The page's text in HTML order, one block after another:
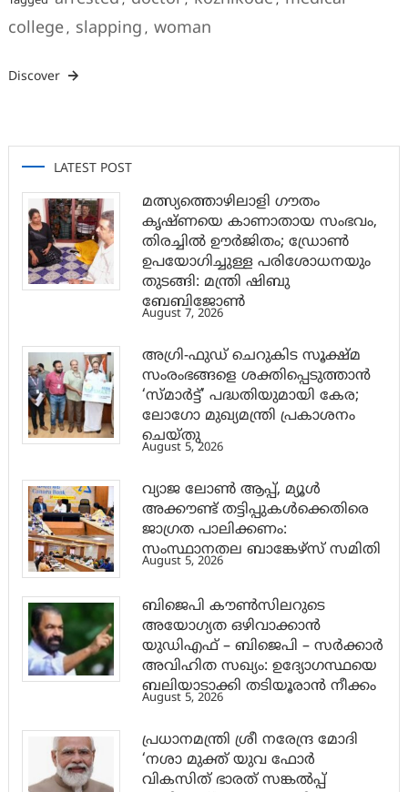
college, slapping , woman
Discover
LATEST POST
മത്സ്യത്തൊഴിലാളി ഗൗതം
കൃഷ്ണയെ കാണാതായ സംഭവം,
തിരച്ചിൽ ഊർജിതം; ഡ്രോണ്‍
ഉപയോഗിച്ചുള്ള പരിശോധനയും
തുടങ്ങി: മന്ത്രി ഷിബു
ബേബിജോണ്‍
August 7, 2026
അഗ്രി-ഫുഡ് ചെറുകിട സൂക്ഷ്മ
സംരംഭങ്ങളെ ശക്തിപ്പെടുത്താന്‍
‘സ്മാര്‍ട്ട്’ പദ്ധതിയുമായി കേര;
ലോഗോ മുഖ്യമന്ത്രി പ്രകാശനം
ചെയ്തു
August 5, 2026
വ്യാജ ലോൺ ആപ്പ്, മ്യൂൾ
അക്കൗണ്ട് തട്ടിപ്പുകൾക്കെതിരെ
ജാ​ഗ്രത പാലിക്കണം:
സംസ്ഥാനതല ബാങ്കേഴ്സ് സമിതി
August 5, 2026
ബിജെപി കൗൺസിലറുടെ
അയോഗ്യത ഒഴിവാക്കാൻ
യുഡിഎഫ് – ബിജെപി – സർക്കാർ
അവിഹിത സഖ്യം: ഉദ്യോഗസ്ഥയെ
ബലിയാടാക്കി തടിയൂരാൻ നീക്കം
August 5, 2026
പ്രധാനമന്ത്രി ശ്രീ നരേന്ദ്ര മോദി
‘നശാ മുക്ത് യുവ ഫോർ
വികസിത് ഭാരത് സങ്കൽപ്പ്